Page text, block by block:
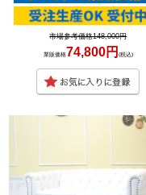
市場参考価格148,000円
業販価格74,800円 (税込)